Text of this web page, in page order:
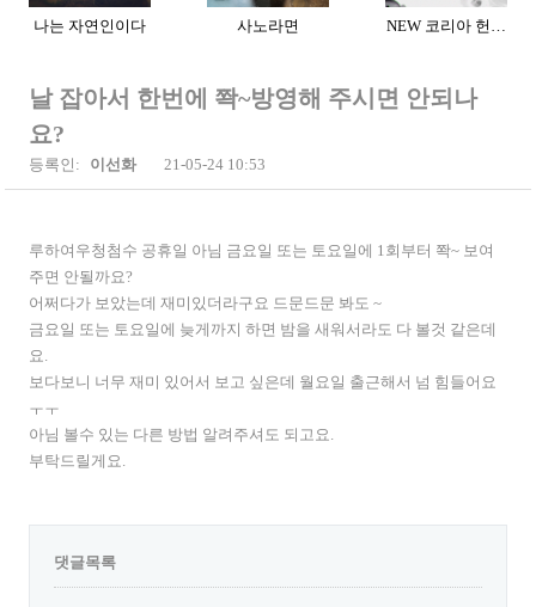
나는 자연인이다 사노라면 NEW 코리아 헌…
날 잡아서 한번에 쫙~방영해 주시면 안되나
요?
등록인: 이선화 21-05-24 10:53
루하여우청첨수 공휴일 아님 금요일 또는 토요일에 1회부터 쫙~ 보여
주면 안될까요?
어쩌다가 보았는데 재미있더라구요 드문드문 봐도 ~
금요일 또는 토요일에 늦게까지 하면 밤을 새워서라도 다 볼것 같은데
요.
보다보니 너무 재미 있어서 보고 싶은데 월요일 출근해서 넘 힘들어요
ㅜㅜ
아님 볼수 있는 다른 방법 알려주셔도 되고요.
부탁드릴게요.
댓글목록